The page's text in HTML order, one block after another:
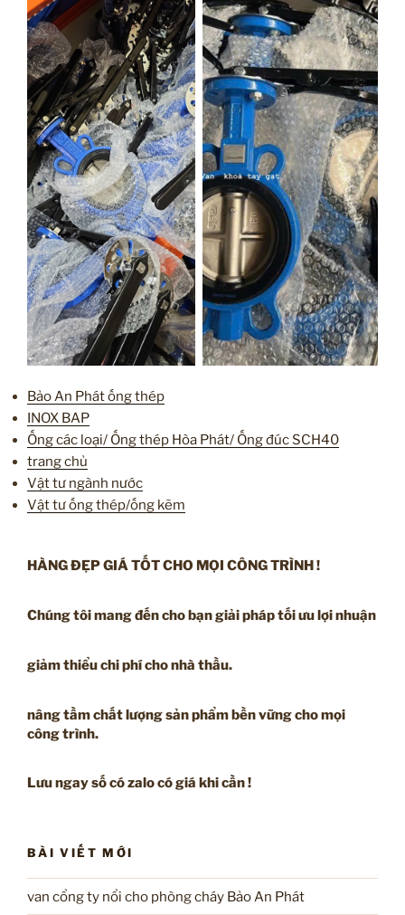
Bảo An Phát ống thép
INOX BAP
Ống các loại/ Ống thép Hòa Phát/ Ống đúc SCH40
trang chủ
Vật tư ngành nước
Vật tư ống thép/ống kẽm
HÀNG ĐẸP GIÁ TỐT CHO MỌI CÔNG TRÌNH !
Chúng tôi mang đến cho bạn giải pháp tối ưu lợi nhuận
giảm thiểu chi phí cho nhà thầu.
nâng tầm chất lượng sản phẩm bền vững cho mọi
công trình.
Lưu ngay số có zalo có giá khi cần !
BÀI VIẾT MỚI
van cổng ty nổi cho phòng cháy Bảo An Phát